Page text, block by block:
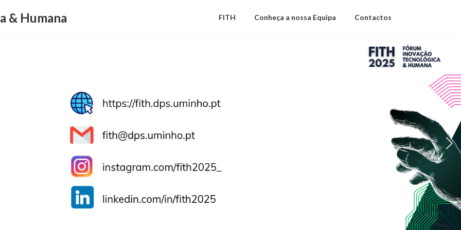
& Humana FITH Conheça a nossa Equipa Contactos